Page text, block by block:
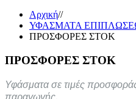
Αρχική//
ΥΦΑΣΜΑΤΑ
ΠΡΟΣΦΟΡΕΣ ΣΤΟΚ
ΠΡΟΣΦΟΡΕΣ ΣΤΟΚ
Υφάσματα σε τιμές
παραγωγής.